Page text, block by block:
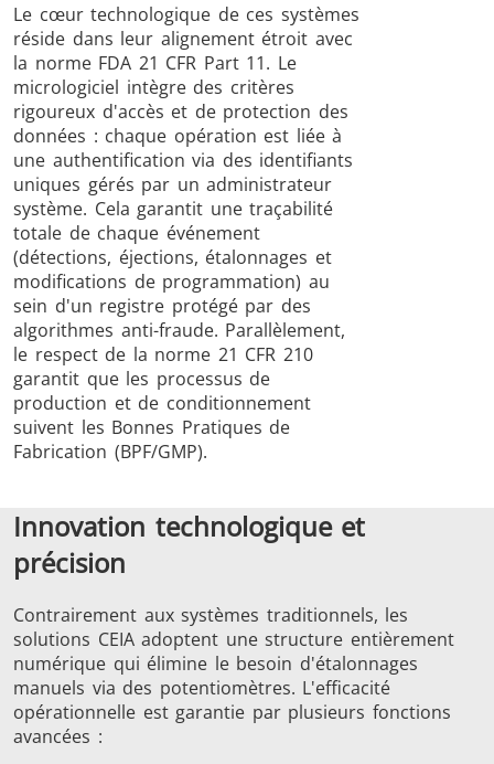
Le cœur technologique de ces systèmes
réside dans leur alignement étroit avec
la norme FDA 21 CFR Part 11. Le
micrologiciel intègre des critères
rigoureux d'accès et de protection des
données : chaque opération est liée à
une authentification via des identifiants
uniques gérés par un administrateur
système. Cela garantit une traçabilité
totale de chaque événement
(détections, éjections, étalonnages et
modifications de programmation) au
sein d'un registre protégé par des
algorithmes anti-fraude. Parallèlement,
le respect de la norme 21 CFR 210
garantit que les processus de
production et de conditionnement
suivent les Bonnes Pratiques de
Fabrication (BPF/GMP).
Innovation technologique et
précision
Contrairement aux systèmes traditionnels, les
solutions CEIA adoptent une structure entièrement
numérique qui élimine le besoin d'étalonnages
manuels via des potentiomètres. L'efficacité
opérationnelle est garantie par plusieurs fonctions
avancées :